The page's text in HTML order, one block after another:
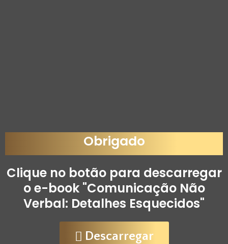
Obrigado
Clique no botão para descarregar
o e-book "Comunicação Não
Verbal: Detalhes Esquecidos"
Descarregar